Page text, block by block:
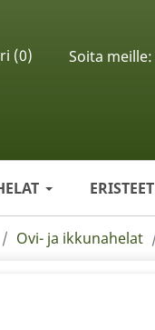
(0)
ERISTEET
Soita meille:
Ovi- ja ikkunahelat